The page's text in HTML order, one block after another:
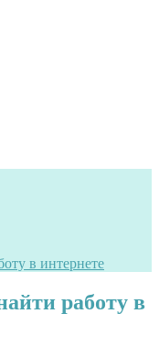
в интернете
работу в